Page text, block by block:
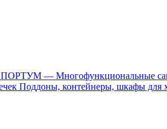
ПОРТУМ — Многофункциональные
Поддоны, контейнеры, шкафы для